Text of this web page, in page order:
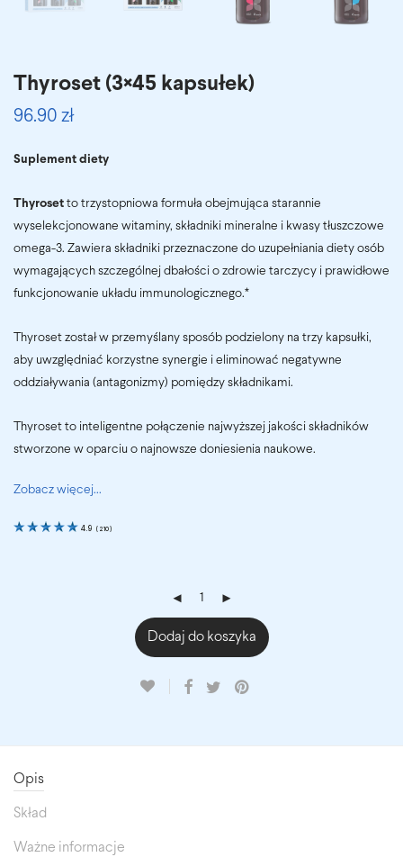
Thyroset (3×45 kapsułek)
96.90 zł
Suplement diety
Thyroset to trzystopniowa formuła obejmująca starannie
wyselekcjonowane witaminy, składniki mineralne i kwasy tłuszczowe
omega-3. Zawiera składniki przeznaczone do uzupełniania diety osób
wymagających szczególnej dbałości o zdrowie tarczycy i prawidłowe
funkcjonowanie układu immunologicznego.*
Thyroset został w przemyślany sposób podzielony na trzy kapsułki,
aby uwzględniać korzystne synergie i eliminować negatywne
oddziaływania (antagonizmy) pomiędzy składnikami.
Thyroset to inteligentne połączenie najwyższej jakości składników
stworzone w oparciu o najnowsze doniesienia naukowe.
Zobacz więcej...
4.9 ( 210)
Dodaj do koszyka
Opis
Skład
Ważne informacje